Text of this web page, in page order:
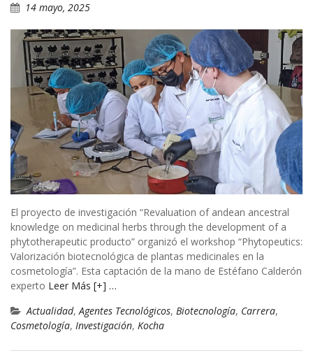
14 mayo, 2025
El proyecto de investigación “Revaluation of andean ancestral
knowledge on medicinal herbs through the development of a
phytotherapeutic producto” organizó el workshop “Phytopeutics:
Valorización biotecnológica de plantas medicinales en la
cosmetología”. Esta captación de la mano de Estéfano Calderón
experto Leer Más [+] …
Actualidad, Agentes Tecnológicos, Biotecnología, Carrera,
Cosmetología, Investigación, Kocha